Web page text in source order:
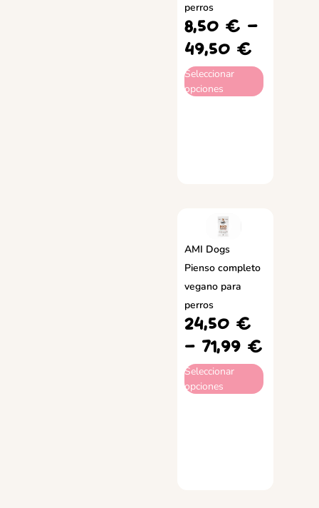
perros
8,50 € -
49,50 €
Seleccionar
opciones
AMI Dogs
Pienso completo
vegano para
perros
24,50 €
- 71,99 €
Seleccionar
opciones